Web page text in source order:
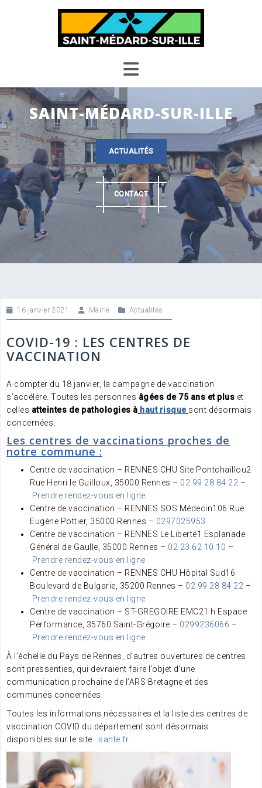
SAINT-MÉDARD-SUR-ILLE
ACTUALITÉS
CONTACT
16 janvier 2021 Mairie Actualités
COVID-19 : LES CENTRES DE
VACCINATION
A compter du 18 janvier, la campagne de vaccination
s’accélère. Toutes les personnes âgées de 75 ans et plus et
celles atteintes de pathologies à haut risque sont désormais
concernées.
Les centres de vaccinations proches de
notre commune :
Centre de vaccination – RENNES CHU Site Pontchaillou2
Rue Henri le Guilloux 35000 Rennes – 02 99 28 84 22 –
Prendre rendez-vous en ligne
Centre de vaccination – RENNES SOS Médecin106 Rue
Eugène Pottier, 35000 Rennes – 0297025953
Centre de vaccination – RENNES Le Liberté1 Esplanade
Général de Gaulle 35000 Rennes – 02 23 62 10 10 –
Prendre rendez-vous en ligne
Centre de vaccination – RENNES CHU Hôpital Sud16
Boulevard de Bulgarie 35200 Rennes – 02 99 28 84 22 –
Prendre rendez-vous en ligne
Centre de vaccination – ST-GREGOIRE EMC21 h Espace
Performance 35760 Saint-Grégoire – 0299236066 –
Prendre rendez-vous en ligne
À l’échelle du Pays de Rennes, d’autres ouvertures de centres
sont pressenties, qui devraient faire l’objet d’une
communication prochaine de l’ARS Bretagne et des
communes concernées.
Toutes les informations nécessaires et la liste des centres de
vaccination COVID du département sont désormais
disponibles sur le site : sante.fr